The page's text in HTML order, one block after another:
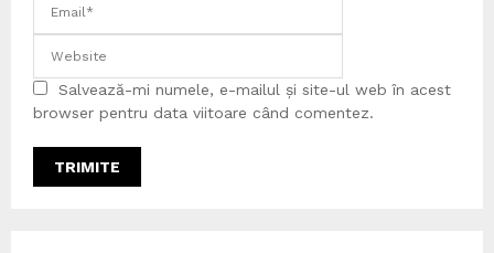
Salvează-mi numele, e-mailul și site-ul web în acest
browser pentru data viitoare când comentez.